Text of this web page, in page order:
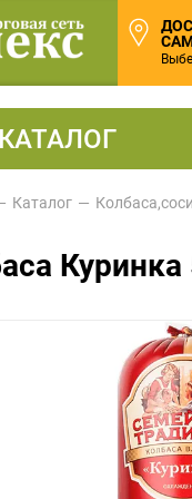
КАТАЛОГ
Каталог
Куринка